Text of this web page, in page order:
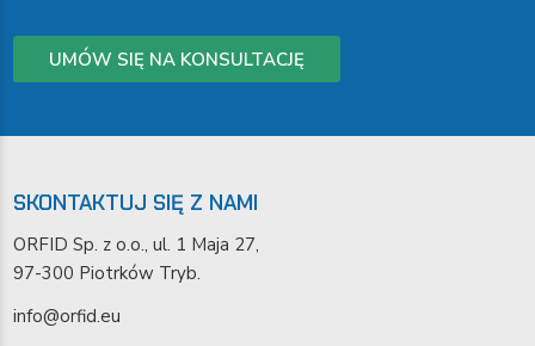
UMÓW SIĘ NA KONSULTACJĘ
SKONTAKTUJ SIĘ Z NAMI
ORFID Sp. z o.o., ul. 1 Maja 27,
97-300 Piotrków Tryb.
info@orfid.eu